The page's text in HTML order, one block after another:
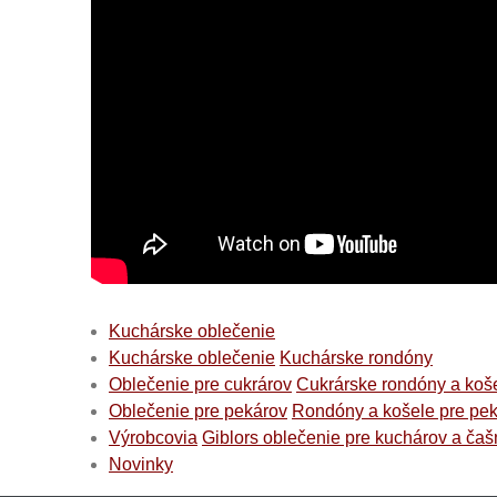
Kuchárske oblečenie
Kuchárske oblečenie Kuchárske rondóny
Oblečenie pre cukrárov Cukrárske rondóny a
Oblečenie pre pekárov Rondóny a košele pre
Výrobcovia Giblors oblečenie pre kuchárov a
Novinky